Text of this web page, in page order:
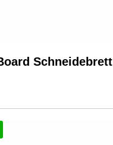
Schneidebrett